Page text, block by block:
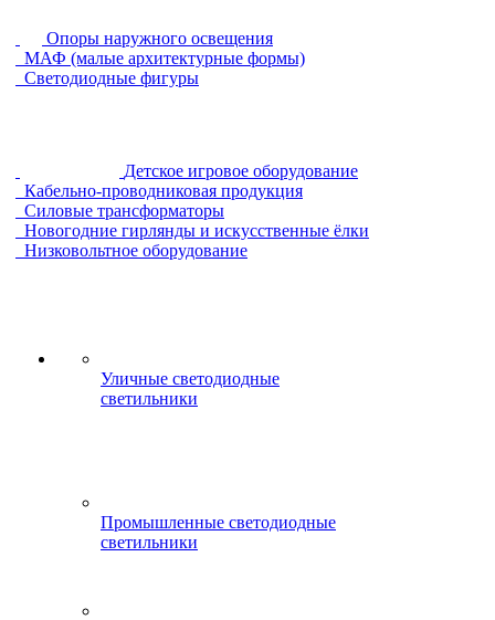
Опоры наружного освещения
МАФ (малые архитектурные формы)
Светодиодные фигуры
Детское игровое оборудование
Кабельно-проводниковая продукция
Силовые трансформаторы
Новогодние гирлянды и искусственные ёлки
Низковольтное оборудование
Уличные светодиодные
светильники
Промышленные светодиодные
светильники